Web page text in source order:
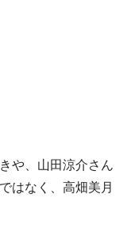
や、山田涼介さん
はなく、高畑美月